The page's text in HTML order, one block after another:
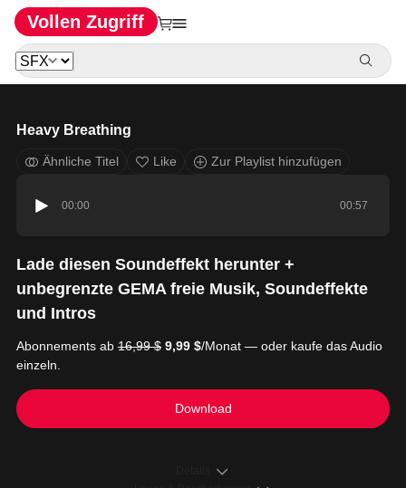
Vollen Zugriff
Heavy Breathing
Ähnliche Titel Like Zur Playlist hinzufügen
00:00 00:57
Lade diesen Soundeffekt herunter +
unbegrenzte GEMA freie Musik, Soundeffekte
und Intros
Abonnements ab 16,99 $ 9,99 $/Monat — oder kaufe das Audio
einzeln.
Download